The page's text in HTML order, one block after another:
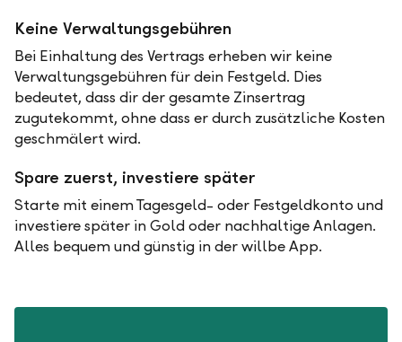
Keine Verwaltungsgebühren
Bei Einhaltung des Vertrags erheben wir keine
Verwaltungsgebühren für dein Festgeld. Dies
bedeutet, dass dir der gesamte Zinsertrag
zugutekommt, ohne dass er durch zusätzliche Kosten
geschmälert wird.
Spare zuerst, investiere später
Starte mit einem Tagesgeld- oder Festgeldkonto und
investiere später in Gold oder nachhaltige Anlagen.
Alles bequem und günstig in der willbe App.